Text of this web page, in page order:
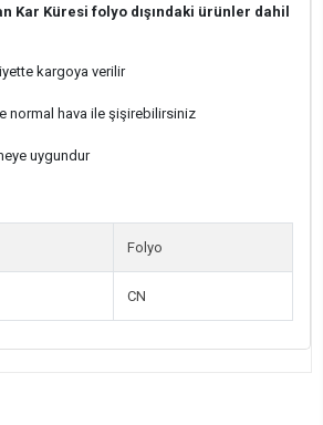
Kar Küresi folyo dışındaki ürünler dahil
kargoya verilir
normal hava ile şişirebilirsiniz
uygundur
Folyo
CN